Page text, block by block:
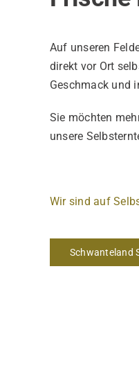
Auf unseren
direkt vor Ort
Geschmack und
Sie möchten
unsere
Wir sind auf
Schwanteland